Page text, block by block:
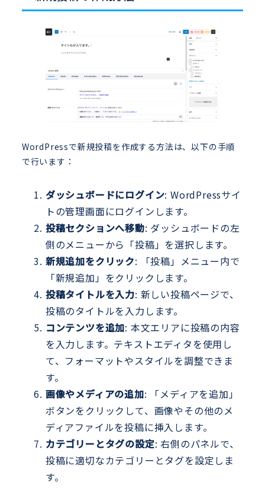
WordPressで新規投稿を作成する方法は、以下の手順
で行います：
ダッシュボードにログイン: WordPressサイ
トの管理画面にログインします。
投稿セクションへ移動: ダッシュボードの左
側のメニューから「投稿」を選択します。
新規追加をクリック: 「投稿」メニュー内で
「新規追加」をクリックします。
投稿タイトルを入力: 新しい投稿ページで、
投稿のタイトルを入力します。
コンテンツを追加: 本文エリアに投稿の内容
を入力します。テキストエディタを使用し
て、フォーマットやスタイルを調整できま
す。
画像やメディアの追加: 「メディアを追加」
ボタンをクリックして、画像やその他のメ
ディアファイルを投稿に挿入します。
カテゴリーとタグの設定: 右側のパネルで、
投稿に適切なカテゴリーとタグを設定しま
す。